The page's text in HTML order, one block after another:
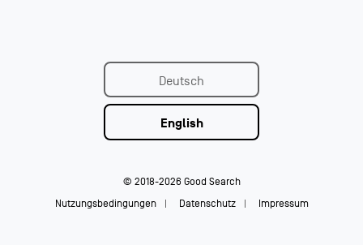
Deutsch
English
© 2018-2026 Good Search
Nutzungsbedingungen
Datenschutz Impressum